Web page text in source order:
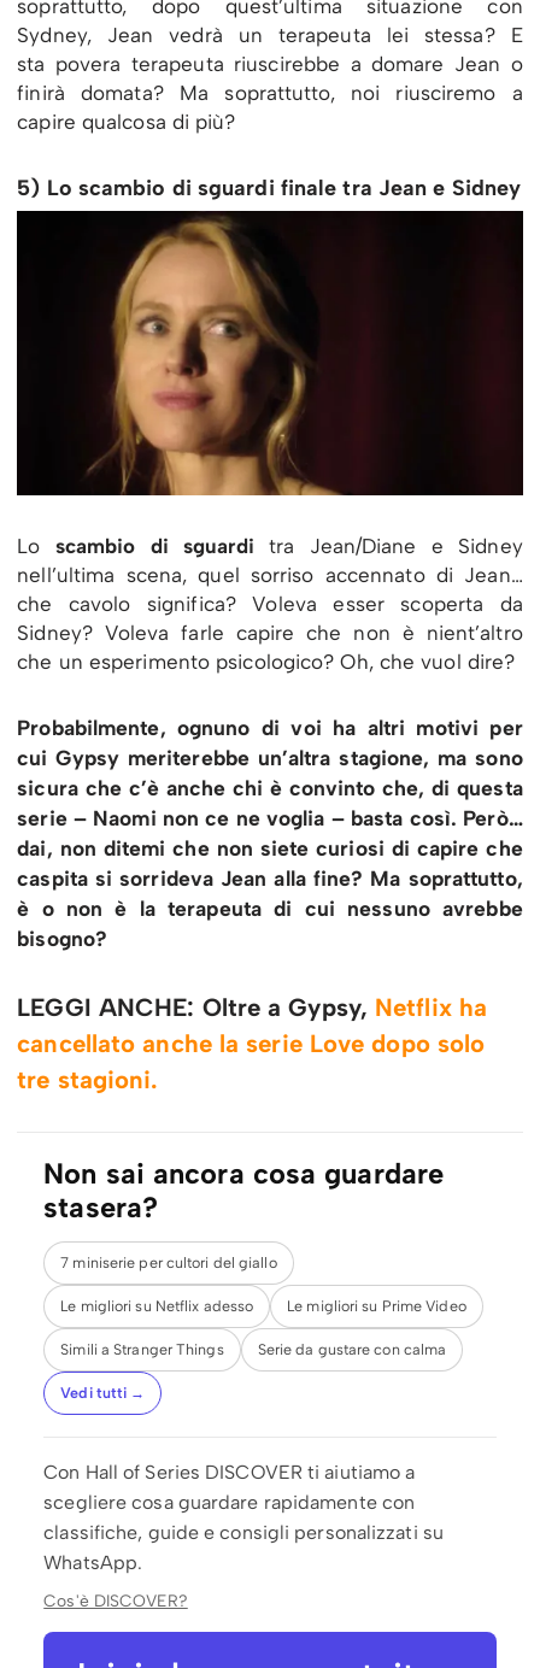
soprattutto, dopo quest’ultima situazione con
Sydney, Jean vedrà un terapeuta lei stessa? E
sta povera terapeuta riuscirebbe a domare Jean o
finirà domata? Ma soprattutto, noi riusciremo a
capire qualcosa di più?
5) Lo scambio di sguardi finale tra Jean e Sidney
Lo scambio di sguardi tra Jean/Diane e Sidney
nell’ultima scena, quel sorriso accennato di Jean…
che cavolo significa? Voleva esser scoperta da
Sidney? Voleva farle capire che non è nient’altro
che un esperimento psicologico? Oh, che vuol dire?
Probabilmente, ognuno di voi ha altri motivi per
cui Gypsy meriterebbe un’altra stagione, ma sono
sicura che c’è anche chi è convinto che, di questa
serie – Naomi non ce ne voglia – basta così. Però…
dai, non ditemi che non siete curiosi di capire che
caspita si sorrideva Jean alla fine? Ma soprattutto,
è o non è la terapeuta di cui nessuno avrebbe
bisogno?
LEGGI ANCHE: Oltre a Gypsy, Netflix ha
cancellato anche la serie Love dopo solo
tre stagioni.
Non sai ancora cosa guardare
stasera?
7 miniserie per cultori del giallo
Le migliori su Netflix adesso Le migliori su Prime Video
Simili a Stranger Things Serie da gustare con calma
Vedi tutti →
Con Hall of Series DISCOVER ti aiutiamo a
scegliere cosa guardare rapidamente con
classifiche, guide e consigli personalizzati su
WhatsApp.
Cos'è DISCOVER?